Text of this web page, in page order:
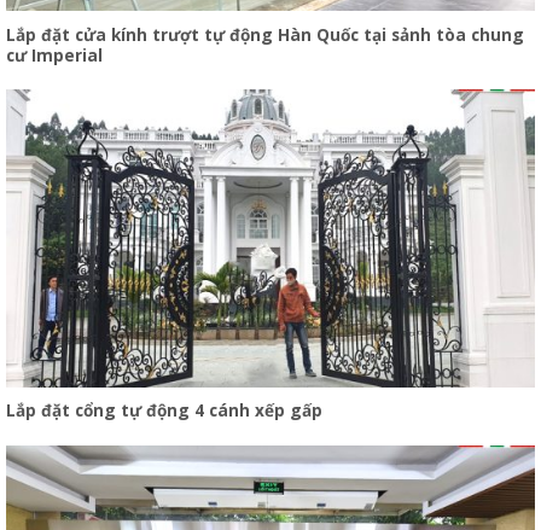
Lắp đặt cửa kính trượt tự động Hàn Quốc tại sảnh tòa chung
cư Imperial
Lắp đặt cổng tự động 4 cánh xếp gấp